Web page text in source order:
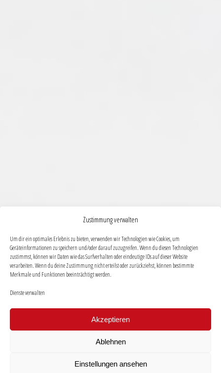
Zustimmung verwalten
Um dir ein optimales Erlebnis zu bieten, verwenden wir Technologien wie Cookies, um
Geräteinformationen zu speichern und/oder darauf zuzugreifen. Wenn du diesen Technologien
zustimmst, können wir Daten wie das Surfverhalten oder eindeutige IDs auf dieser Website
verarbeiten. Wenn du deine Zustimmung nicht erteilst oder zurückziehst, können bestimmte
Merkmale und Funktionen beeinträchtigt werden.
Dienste verwalten
Akzeptieren
Ablehnen
Einstellungen ansehen